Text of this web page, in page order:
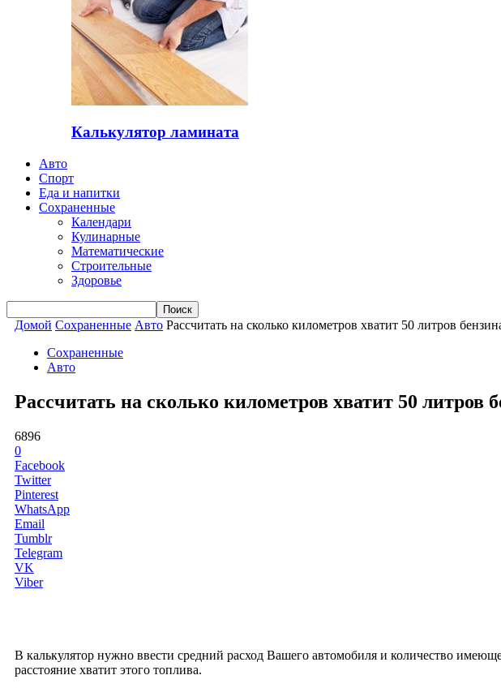
Калькулятор ламината
Авто
Спорт
Еда и напитки
Сохраненные
Календари
Кулинарные
Математические
Строительные
Здоровье
Домой Сохраненные Авто Рассчитать на сколько километров хватит 50 литров
Сохраненные
Авто
Рассчитать на сколько километров хватит 50 литров
6896
0
Facebook
Twitter
Pinterest
WhatsApp
Email
Tumblr
Telegram
VK
Viber
В калькулятор нужно ввести средний расход Вашего автомобиля и количество
расстояние хватит этого топлива.